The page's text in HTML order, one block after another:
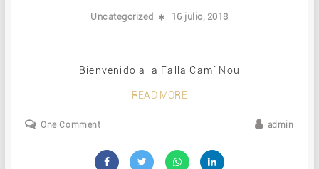
Uncategorized 16 julio, 2018
Bienvenido a la Falla Camí Nou
READ MORE
One Comment admin